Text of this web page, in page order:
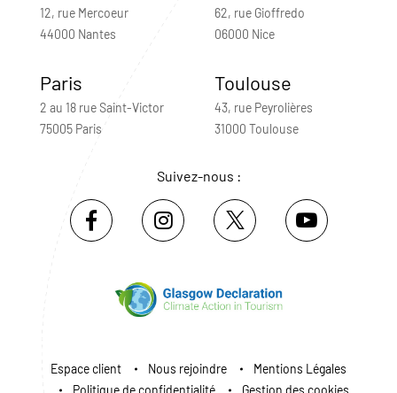
12, rue Mercoeur
44000 Nantes
62, rue Gioffredo
06000 Nice
Paris
2 au 18 rue Saint-Victor
75005 Paris
Toulouse
43, rue Peyrolières
31000 Toulouse
Suivez-nous :
Espace client Nous rejoindre
Mentions Légales
Politique de confidentialité
Gestion des cookies